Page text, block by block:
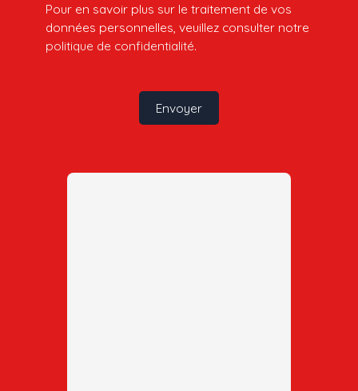
Pour en savoir plus sur le traitement de vos
données personnelles, veuillez consulter notre
politique de confidentialité.
Envoyer